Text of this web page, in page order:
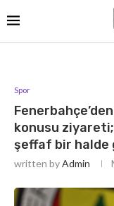
Spor
konusu ziyareti;
şeffaf bir halde
written byAdmin